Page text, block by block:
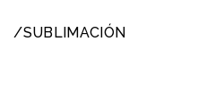
SUBLIMACIÓN